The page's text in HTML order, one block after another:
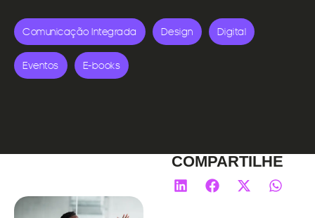
Comunicação Integrada Design Digital
Eventos E-books
COMPARTILHE